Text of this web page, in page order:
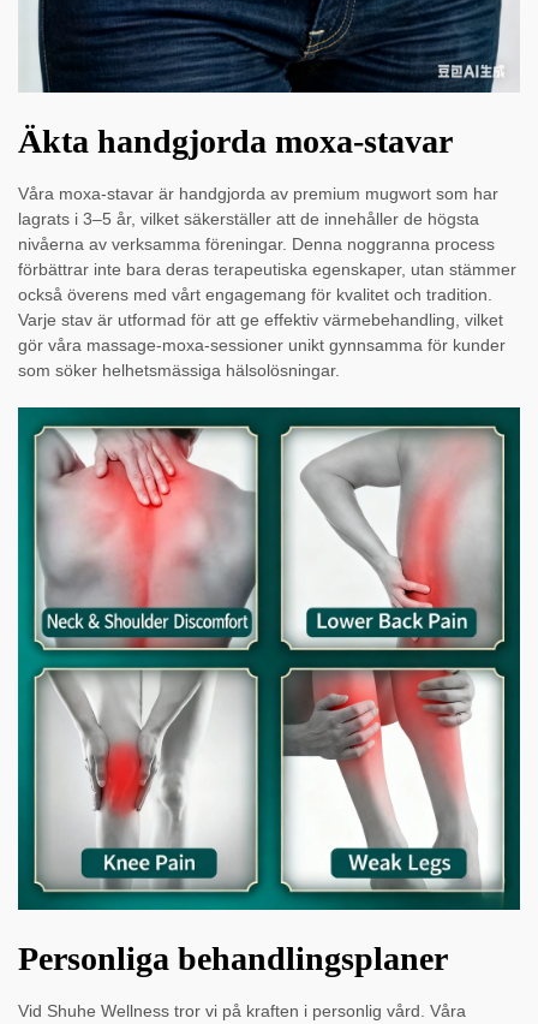
Äkta handgjorda moxa-stavar
Våra moxa-stavar är handgjorda av premium mugwort som har
lagrats i 3–5 år, vilket säkerställer att de innehåller de högsta
nivåerna av verksamma föreningar. Denna noggranna process
förbättrar inte bara deras terapeutiska egenskaper, utan stämmer
också överens med vårt engagemang för kvalitet och tradition.
Varje stav är utformad för att ge effektiv värmebehandling, vilket
gör våra massage-moxa-sessioner unikt gynnsamma för kunder
som söker helhetsmässiga hälsolösningar.
Personliga behandlingsplaner
Vid Shuhe Wellness tror vi på kraften i personlig vård. Våra